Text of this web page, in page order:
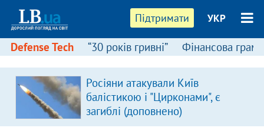
Підтримати УКР
Defense Tech “30 років гривні” Фінансова
Росіяни атакували Київ
балістикою і "Цирконами", є
загиблі (доповнено)